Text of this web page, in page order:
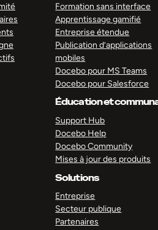
Formation sans interface
Apprentissage gamifié
Entreprise étendue
Publication d’applications
mobiles
Docebo pour MS Teams
Docebo pour Salesforce
Éducation et
Support Hub
Docebo Help
Docebo Community
Mises à jour des produits
Solutions
Entreprise
Secteur publique
Partenaires